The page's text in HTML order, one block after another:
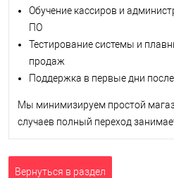
Обучение кассиров и
ПО
Тестирование системы и
продаж
Поддержка в первые дни
Мы минимизируем простой
случаев полный переход
Вернуться в раздел